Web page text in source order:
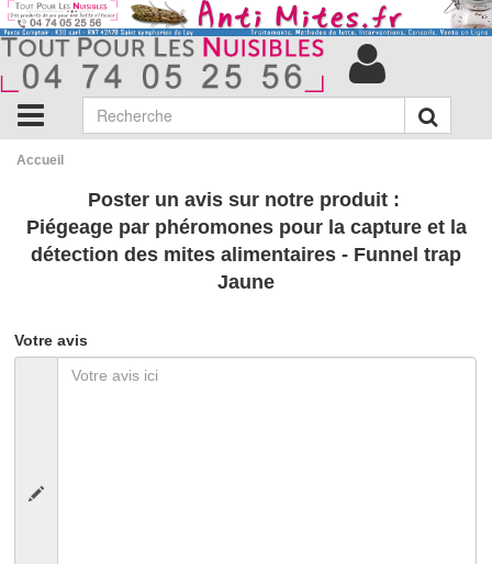
Accueil
Poster un avis sur notre produit :
Piégeage par phéromones pour la capture et la
détection des mites alimentaires - Funnel trap
Jaune
Votre avis